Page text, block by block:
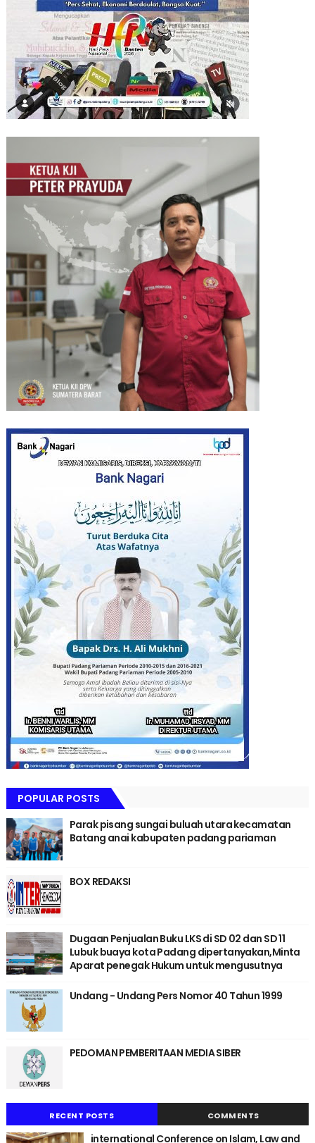
POPULAR POSTS
Parak pisang sungai buluah utara kecamatan
Batang anai kabupaten padang pariaman
BOX REDAKSI
Dugaan Penjualan Buku LKS di SD 02 dan SD 11
Lubuk buaya kota Padang dipertanyakan,Minta
Aparat penegak Hukum untuk mengusutnya
Undang - Undang Pers Nomor 40 Tahun 1999
PEDOMAN PEMBERITAAN MEDIA SIBER
RECENT POSTS COMMENTS
international Conference on Islam, Law and